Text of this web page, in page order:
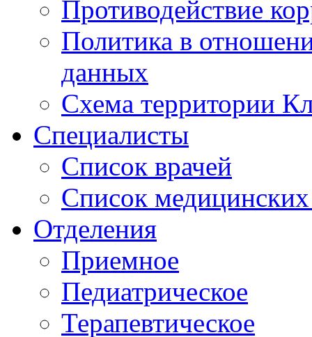
Противодействие
Политика в
данных
Схема территории
Специалисты
Список врачей
Список медицинских
Отделения
Приемное
Педиатрическое
Терапевтическое